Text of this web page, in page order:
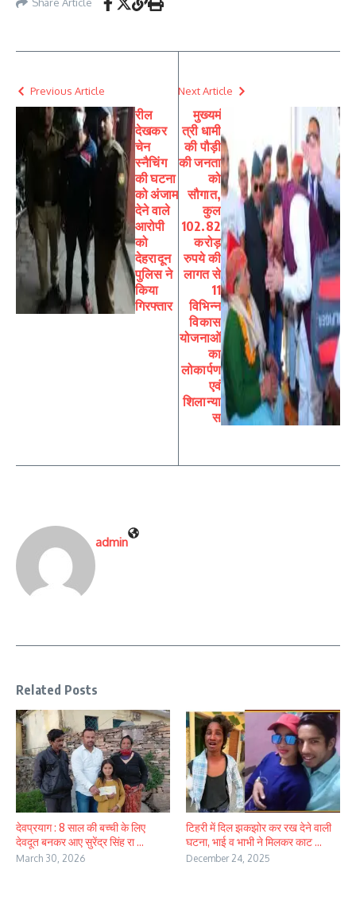
Previous Article
रील
देखकर
चेन
स्नैचिंग
की घटना
को अंजाम
देने वाले
आरोपी
को
देहरादून
पुलिस ने
किया
गिरफ्तार
Next Article
मुख्यमं
त्री धामी
की पौड़ी
की जनता
को
सौगात,
कुल
102.82
करोड़
रुपये की
लागत से
11
विभिन्न
विकास
योजनाओं
का
लोकार्पण
एवं
शिलान्या
स
admin
Related Posts
देवप्रयाग : 8 साल की बच्ची के लिए
देवदूत बनकर आए सुरेंद्र सिंह रा ...
March 30, 2026
टिहरी में दिल झकझोर कर रख देने वाली
घटना, भाई व भाभी ने मिलकर काट ...
December 24, 2025